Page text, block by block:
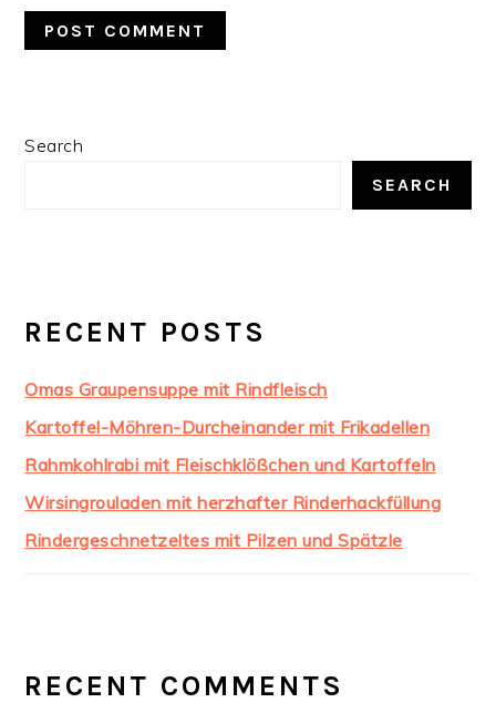
PRIMARY
Search
SEARCH
RECENT POSTS
Omas Graupensuppe mit Rindfleisch
Kartoffel-Möhren-Durcheinander mit Frikadellen
Rahmkohlrabi mit Fleischklößchen und Kartoffeln
Wirsingrouladen mit herzhafter Rinderhackfüllung
Rindergeschnetzeltes mit Pilzen und Spätzle
RECENT COMMENTS